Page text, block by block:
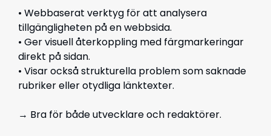
• Webbaserat verktyg för att analysera
tillgängligheten på en webbsida.
• Ger visuell återkoppling med färgmarkeringar
direkt på sidan.
• Visar också strukturella problem som saknade
rubriker eller otydliga länktexter.
→ Bra för både utvecklare och redaktörer.